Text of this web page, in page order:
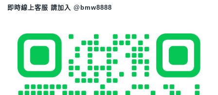
即時線上客服 請加入 @bmw8888